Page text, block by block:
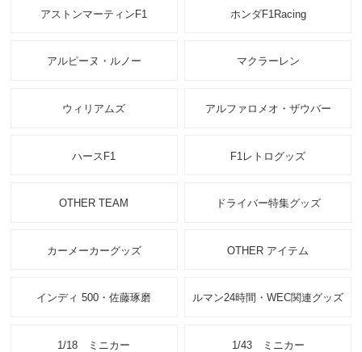
アストンマーティンF1 ホンダF1Racing
アルピーヌ・ルノー マクラーレン
ウィリアムズ アルファロメオ・ザウバー
ハースF1 F1レトログッズ
OTHER TEAM ドライバー特集グッズ
カーメーカーグッズ OTHER アイテム
インディ 500・佐藤琢磨 ルマン24時間・WEC関連グッズ
1/18 ミニカー 1/43 ミニカー